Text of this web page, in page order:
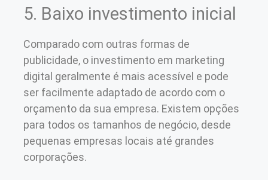
5. Baixo investimento inicial
Comparado com outras formas de
publicidade, o investimento em marketing
digital geralmente é mais acessível e pode
ser facilmente adaptado de acordo com o
orçamento da sua empresa. Existem opções
para todos os tamanhos de negócio, desde
pequenas empresas locais até grandes
corporações.